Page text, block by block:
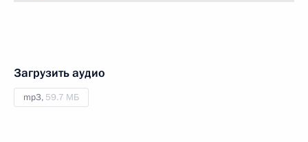
Загрузить аудио
mp3, 59.7 МБ